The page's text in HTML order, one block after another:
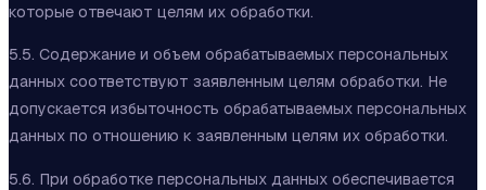
которые отвечают целям их обработки.
5.5. Содержание и объем обрабатываемых персональных
данных соответствуют заявленным целям обработки. Не
допускается избыточность обрабатываемых персональных
данных по отношению к заявленным целям их обработки.
5.6. При обработке персональных данных обеспечивается